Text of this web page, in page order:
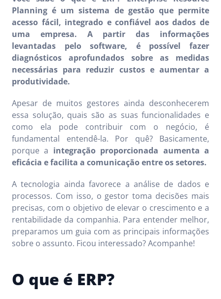
Planning é um sistema de gestão que permite
acesso fácil, integrado e confiável aos dados de
uma empresa. A partir das informações
levantadas pelo software, é possível fazer
diagnósticos aprofundados sobre as medidas
necessárias para reduzir custos e aumentar a
produtividade.
Apesar de muitos gestores ainda desconhecerem
essa solução, quais são as suas funcionalidades e
como ela pode contribuir com o negócio, é
fundamental entendê-la. Por quê? Basicamente,
porque a integração proporcionada aumenta a
eficácia e facilita a comunicação entre os setores.
A tecnologia ainda favorece a análise de dados e
processos. Com isso, o gestor toma decisões mais
precisas, com o objetivo de elevar o crescimento e a
rentabilidade da companhia. Para entender melhor,
preparamos um guia com as principais informações
sobre o assunto. Ficou interessado? Acompanhe!
O que é ERP?